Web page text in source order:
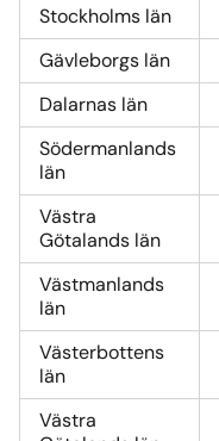
Stockholms län
Gävleborgs län
Dalarnas län
Södermanlands
län
Västra
Götalands län
Västmanlands
län
Västerbottens
län
Västra